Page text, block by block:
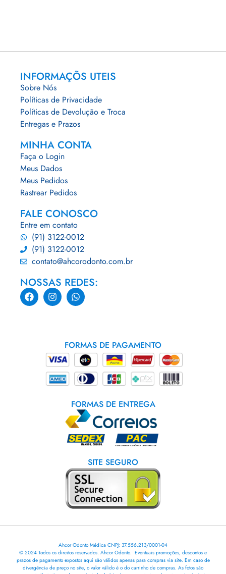
INFORMAÇÕS UTEIS
Sobre Nós
Políticas de Privacidade
Políticas de Devolução e Troca
Entregas e Prazos
MINHA CONTA
Faça o Login
Meus Dados
Meus Pedidos
Rastrear Pedidos
FALE CONOSCO
Entre em contato
(91) 3122-0012
(91) 3122-0012
contato@ahcorodonto.com.br
NOSSAS REDES:
FORMAS DE PAGAMENTO
FORMAS DE ENTREGA
SITE SEGURO
Ahcor Odonto Médica CNPJ: 37.556.213/0001-04
© 2024 Todos os direitos reservados. Ahcor Odonto. Eventuais promoções, descontos e
prazos de pagamento expostos aqui são válidos apenas para compras via site. Em caso de
divergência de preço no site, o valor válido é o do carrinho de compras. As fotos são